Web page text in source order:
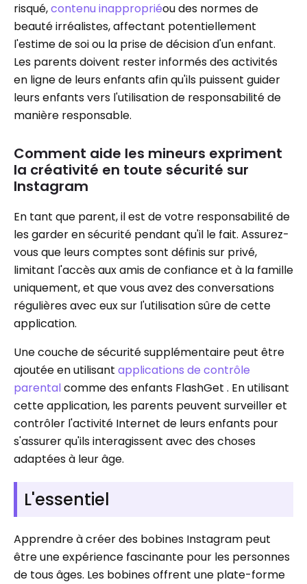
risqué,contenu inappropriéou des normes de
beauté irréalistes, affectant potentiellement
l'estime de soi ou la prise de décision d'un enfant.
Les parents doivent rester informés des activités
en ligne de leurs enfants afin qu'ils puissent guider
leurs enfants vers l'utilisation de responsabilité de
manière responsable.
Comment aide les mineurs expriment
la créativité en toute sécurité sur
Instagram
En tant que parent, il est de votre responsabilité de
les garder en sécurité pendant qu'il le fait. Assurez-
vous que leurs comptes sont définis sur privé,
limitant l'accès aux amis de confiance et à la famille
uniquement, et que vous avez des conversations
régulières avec eux sur l'utilisation sûre de cette
application.
Une couche de sécurité supplémentaire peut être
ajoutée en utilisant applications de contrôle
parentalcomme des enfants FlashGet . En utilisant
cette application, les parents peuvent surveiller et
contrôler l'activité Internet de leurs enfants pour
s'assurer qu'ils interagissent avec des choses
adaptées à leur âge.
L'essentiel
Apprendre à créer des bobines Instagram peut
être une expérience fascinante pour les personnes
de tous âges. Les bobines offrent une plate-forme